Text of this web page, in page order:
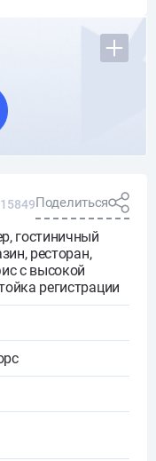
Поделиться
гостиничный
ресторан,
с высокой
регистрации